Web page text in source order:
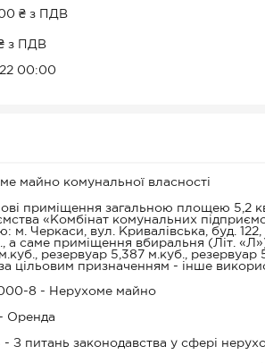
₴ з ПДВ
з ПДВ
00:00
майно комунальної власності
приміщення загальною площею 5,2
«Комбінат комунальних
м. Черкаси, вул. Кривалівська, буд.
а саме приміщення вбиральня (Літ.
резервуар 5,387 м.куб., резервуар
за цільовим призначенням - інше
8 - Нерухоме майно
Оренда
- З питань законодавства у сфері